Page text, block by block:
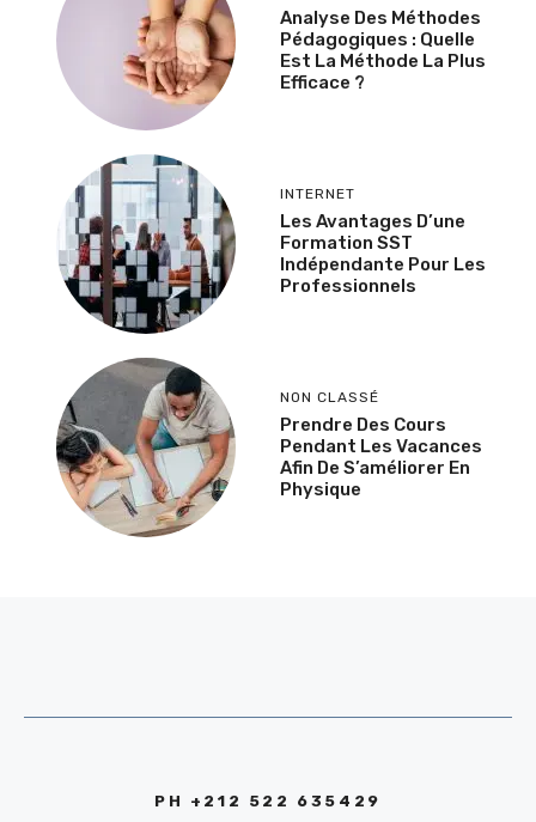
Analyse Des Méthodes
Pédagogiques : Quelle
Est La Méthode La Plus
Efficace ?
INTERNET
Les Avantages D’une
Formation SST
Indépendante Pour Les
Professionnels
NON CLASSÉ
Prendre Des Cours
Pendant Les Vacances
Afin De S’améliorer En
Physique
PH +212 522 635429